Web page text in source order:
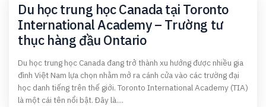
Du học trung học Canada tại Toronto
International Academy – Trường tư
thục hàng đầu Ontario
Du học trung học Canada đang trở thành xu hướng được nhiều gia
đình Việt Nam lựa chọn nhằm mở ra cánh cửa vào các trường đại
học danh tiếng trên thế giới. Toronto International Academy (TIA)
là một cái tên nổi bật. Đây là....